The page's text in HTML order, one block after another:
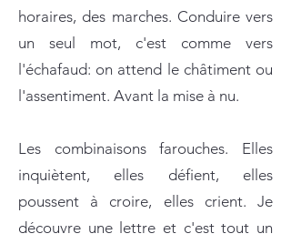
horaires, des marches. Conduire vers
un seul mot, c'est comme vers
l'échafaud: on attend le châtiment ou
l'assentiment. Avant la mise à nu.
Les combinaisons farouches. Elles
inquiètent, elles défient, elles
poussent à croire, elles crient. Je
découvre une lettre et c'est tout un